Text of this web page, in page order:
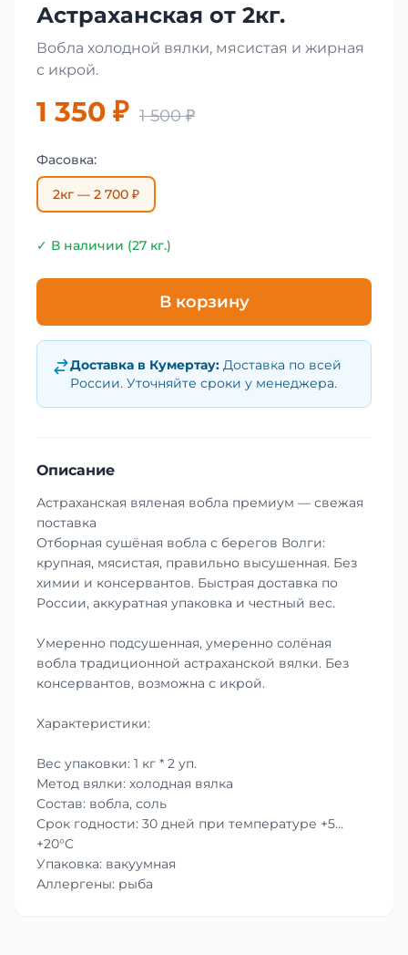
Астраханская от 2кг.
Вобла холодной вялки, мясистая и жирная
с икрой.
1 350 ₽ 1 500 ₽
Фасовка:
2кг — 2 700 ₽
✓ В наличии (27 кг.)
В корзину
Доставка в Кумертау: Доставка по всей
России. Уточняйте сроки у менеджера.
Описание
Астраханская вяленая вобла премиум — свежая
поставка
Отборная сушёная вобла с берегов Волги:
крупная, мясистая, правильно высушенная. Без
химии и консервантов. Быстрая доставка по
России, аккуратная упаковка и честный вес.
Умеренно подсушенная, умеренно солёная
вобла традиционной астраханской вялки. Без
консервантов, возможна с икрой.
Характеристики:
Вес упаковки: 1 кг * 2 уп.
Метод вялки: холодная вялка
Состав: вобла, соль
Срок годности: 30 дней при температуре +5…
+20°C
Упаковка: вакуумная
Аллергены: рыба